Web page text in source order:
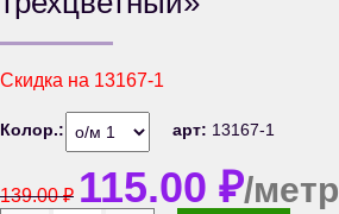
Скидка на 13167-1
Колор.: арт: 13167-1
139.00₽ 115.00 ₽/метр